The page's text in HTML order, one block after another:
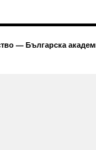
— Българска